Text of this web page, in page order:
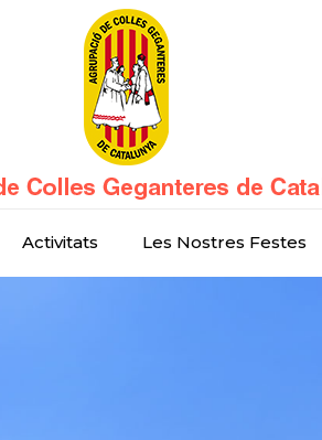
Activitats Les Nostres Festes